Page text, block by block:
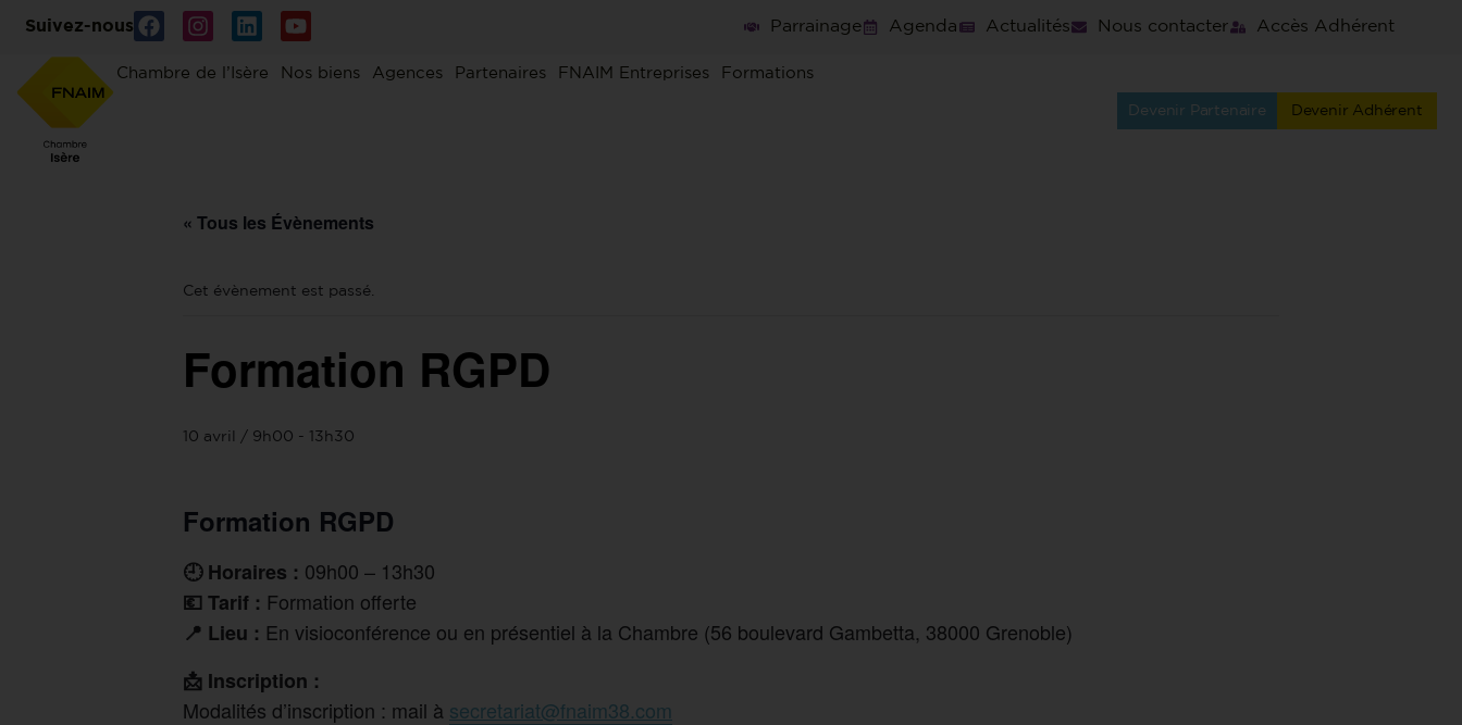
Suivez-nous Parrainage Agenda Actualités Nous contacter Accès Adhérent
Chambre de l’Isère Nos biens Agences Partenaires FNAIM Entreprises Formations
Devenir Partenaire Devenir Adhérent
« Tous les Évènements
Cet évènement est passé.
Formation RGPD
10 avril / 9h00 - 13h30
Formation RGPD
🕘 Horaires : 09h00 – 13h30
💶 Tarif : Formation offerte
📍 Lieu : En visioconférence ou en présentiel à la Chambre (56 boulevard Gambetta, 38000 Grenoble)
📩 Inscription :
Modalités d’inscription : mail à secretariat@fnaim38.com